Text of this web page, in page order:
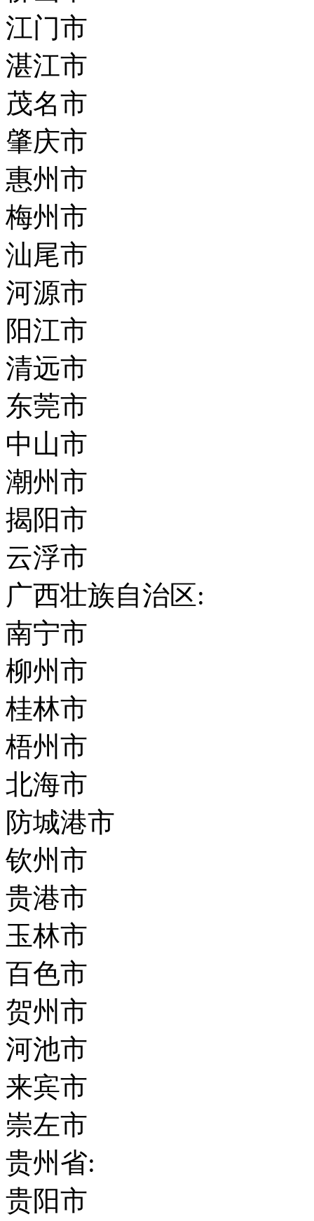
江门市
湛江市
茂名市
肇庆市
惠州市
梅州市
汕尾市
河源市
阳江市
清远市
东莞市
中山市
潮州市
揭阳市
云浮市
广西壮族自治区:
南宁市
柳州市
桂林市
梧州市
北海市
防城港市
钦州市
贵港市
玉林市
百色市
贺州市
河池市
来宾市
崇左市
贵州省:
贵阳市